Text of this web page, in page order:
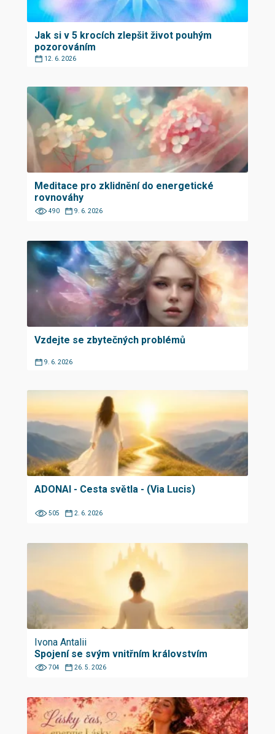
Jak si v 5 krocích zlepšit život pouhým
pozorováním
12. 6. 2026
Meditace pro zklidnění do energetické
rovnováhy
490 9. 6. 2026
Vzdejte se zbytečných problémů
9. 6. 2026
ADONAI - Cesta světla - (Via Lucis)
505 2. 6. 2026
Ivona Antalii
Spojení se svým vnitřním královstvím
704 26. 5. 2026